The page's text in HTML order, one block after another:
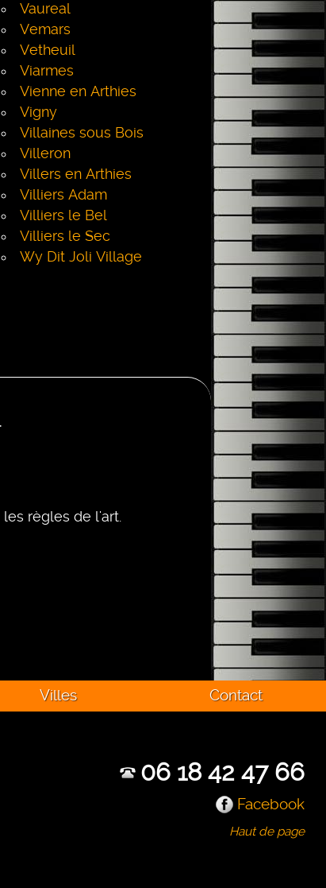
Vaureal
Vemars
Vetheuil
Viarmes
Vienne en Arthies
Vigny
Villaines sous Bois
Villeron
Villers en Arthies
Villiers Adam
Villiers le Bel
Villiers le Sec
Wy Dit Joli Village
les règles de l'art.
Villes Contact
06 18 42 47 66
Facebook
Haut de page